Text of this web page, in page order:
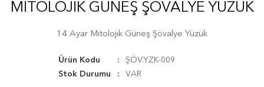
MITOLOJIK GÜNEŞ ŞÖVALYE YÜZÜK
14 Ayar Mitolojik Güneş Şövalye Yüzük
Ürün Kodu
ŞÖV.YZK-009
Stok Durumu
VAR